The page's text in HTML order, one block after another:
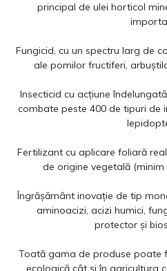
principal de ulei horticol
Fungicid, cu un spectru larg de
ale pomilor fructiferi,
Insecticid cu acţiune
combate peste 400 de tipuri de
Fertilizant cu aplicare foliară
de origine vegetală (minim
Îngrăşământ inovaţie de tip
aminoacizi, acizi humici,
protector şi
Toată gama de produse poate
ecologică cât şi în agricultura